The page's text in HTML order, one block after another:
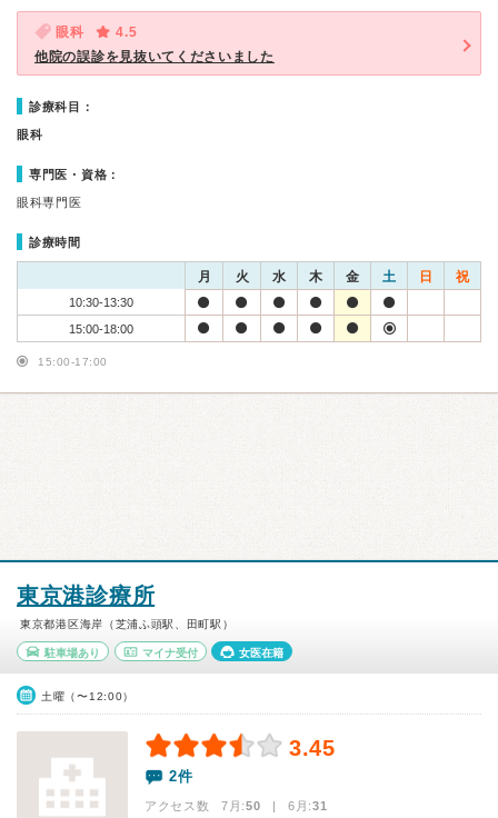
眼科
4.5
他院の誤診を見抜いてくださいました
診療科目：
眼科
専門医・資格：
眼科専門医
診療時間
月 火 水 木 金 土 日 祝
10:30-13:30
15:00-18:00
15:00-17:00
東京港診療所
東京都港区海岸（芝浦ふ頭駅、田町駅）
駐車場あり マイナ受付 女医在籍
土曜（〜12:00）
3.45
2件
アクセス数 7月:50 | 6月:31